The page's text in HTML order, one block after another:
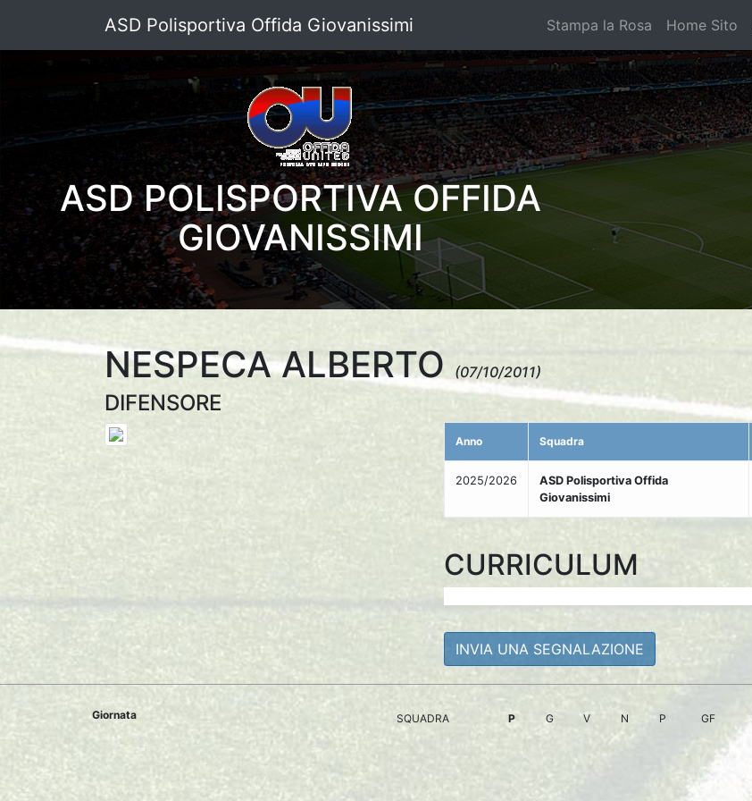
ASD Polisportiva Offida Giovanissimi Stampa la Rosa Home Sito
ASD POLISPORTIVA OFFIDA
GIOVANISSIMI
NESPECA ALBERTO (07/10/2011)
DIFENSORE
Anno Squadra
2025/2026
ASD Polisportiva Offida
Giovanissimi
CURRICULUM
INVIA UNA SEGNALAZIONE
Giornata SQUADRA P G V N P GF